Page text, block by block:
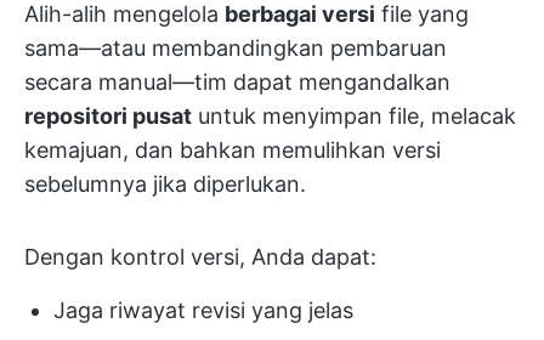
Alih-alih mengelola berbagai versi file yang
sama—atau membandingkan pembaruan
secara manual—tim dapat mengandalkan
repositori pusat untuk menyimpan file, melacak
kemajuan, dan bahkan memulihkan versi
sebelumnya jika diperlukan.
Dengan kontrol versi, Anda dapat:
Jaga riwayat revisi yang jelas